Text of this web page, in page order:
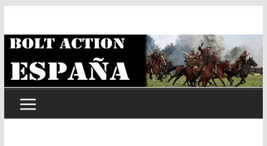
contenido